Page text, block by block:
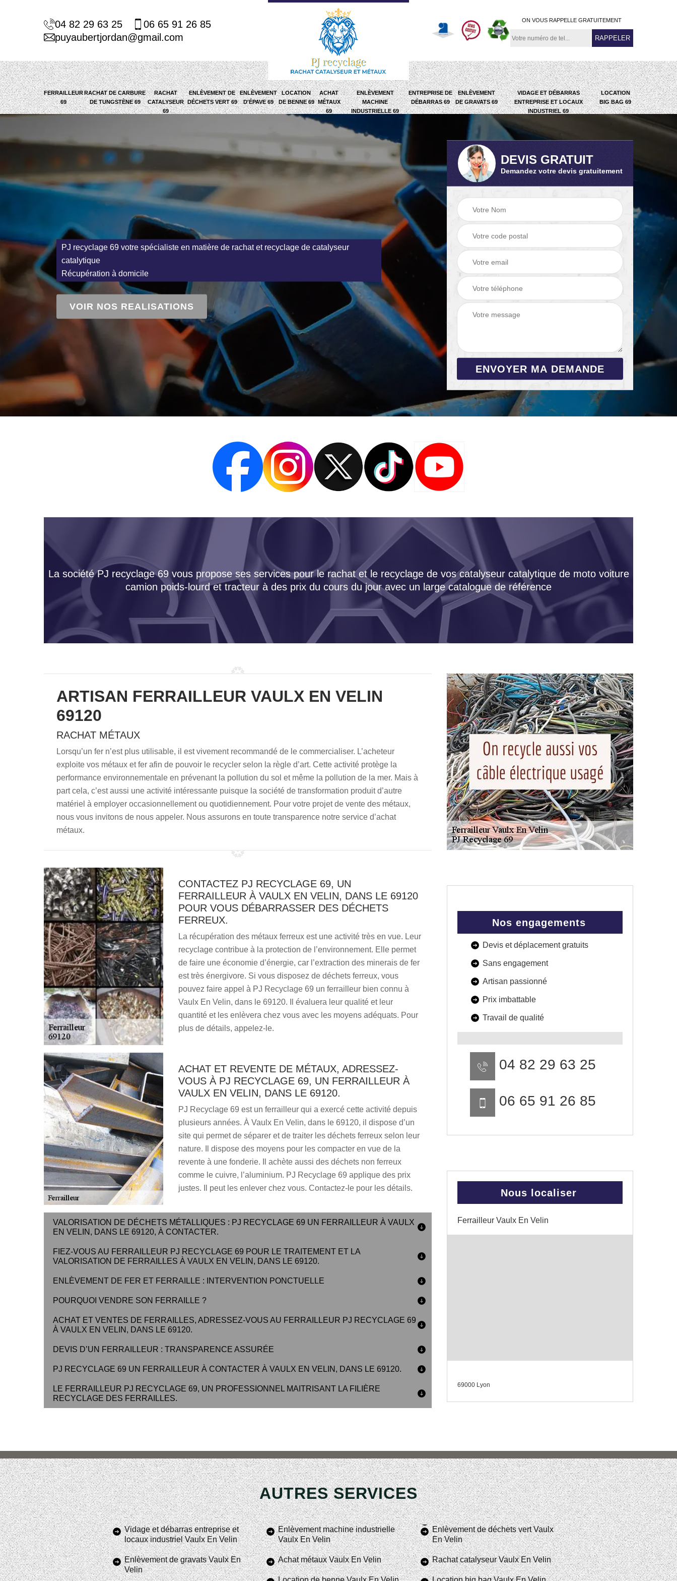
04 82 29 63 25
06 65 91 26 85
puyaubertjordan@gmail.com
ON VOUS RAPPELLE GRATUITEMENT
FERRAILLEUR
69
RACHAT DE CARBURE
DE TUNGSTÈNE 69
RACHAT
CATALYSEUR
69
ENLÈVEMENT DE
DÉCHETS VERT 69
ENLÈVEMENT
D'ÉPAVE 69
LOCATION
DE BENNE 69
ACHAT
MÉTAUX
69
ENLÈVEMENT
MACHINE
INDUSTRIELLE 69
ENTREPRISE DE
DÉBARRAS 69
ENLÈVEMENT
DE GRAVATS 69
VIDAGE ET DÉBARRAS
ENTREPRISE ET LOCAUX
INDUSTRIEL 69
LOCATION
BIG BAG 69
PJ recyclage 69 votre spécialiste en matière de rachat et recyclage de catalyseur
catalytique
Récupération à domicile
VOIR NOS REALISATIONS
DEVIS GRATUIT
Demandez votre devis gratuitement
La société PJ recyclage 69 vous propose ses services pour le rachat et le recyclage de vos catalyseur catalytique de moto voiture
camion poids-lourd et tracteur à des prix du cours du jour avec un large catalogue de référence
ARTISAN FERRAILLEUR VAULX EN VELIN
69120
RACHAT MÉTAUX
Lorsqu’un fer n’est plus utilisable, il est vivement recommandé de le commercialiser. L’acheteur
exploite vos métaux et fer afin de pouvoir le recycler selon la règle d’art. Cette activité protège la
performance environnementale en prévenant la pollution du sol et même la pollution de la mer. Mais à
part cela, c’est aussi une activité intéressante puisque la société de transformation produit d’autre
matériel à employer occasionnellement ou quotidiennement. Pour votre projet de vente des métaux,
nous vous invitons de nous appeler. Nous assurons en toute transparence notre service d’achat
métaux.
CONTACTEZ PJ RECYCLAGE 69, UN
FERRAILLEUR À VAULX EN VELIN, DANS LE 69120
POUR VOUS DÉBARRASSER DES DÉCHETS
FERREUX.
La récupération des métaux ferreux est une activité très en vue. Leur
recyclage contribue à la protection de l’environnement. Elle permet
de faire une économie d’énergie, car l’extraction des minerais de fer
est très énergivore. Si vous disposez de déchets ferreux, vous
pouvez faire appel à PJ Recyclage 69 un ferrailleur bien connu à
Vaulx En Velin, dans le 69120. Il évaluera leur qualité et leur
quantité et les enlèvera chez vous avec les moyens adéquats. Pour
plus de détails, appelez-le.
ACHAT ET REVENTE DE MÉTAUX, ADRESSEZ-
VOUS À PJ RECYCLAGE 69, UN FERRAILLEUR À
VAULX EN VELIN, DANS LE 69120.
PJ Recyclage 69 est un ferrailleur qui a exercé cette activité depuis
plusieurs années. À Vaulx En Velin, dans le 69120, il dispose d’un
site qui permet de séparer et de traiter les déchets ferreux selon leur
nature. Il dispose des moyens pour les compacter en vue de la
revente à une fonderie. Il achète aussi des déchets non ferreux
comme le cuivre, l’aluminium. PJ Recyclage 69 applique des prix
justes. Il peut les enlever chez vous. Contactez-le pour les détails.
VALORISATION DE DÉCHETS MÉTALLIQUES : PJ RECYCLAGE 69 UN FERRAILLEUR À VAULX
EN VELIN, DANS LE 69120, À CONTACTER.
FIEZ-VOUS AU FERRAILLEUR PJ RECYCLAGE 69 POUR LE TRAITEMENT ET LA
VALORISATION DE FERRAILLES À VAULX EN VELIN, DANS LE 69120.
ENLÈVEMENT DE FER ET FERRAILLE : INTERVENTION PONCTUELLE
POURQUOI VENDRE SON FERRAILLE ?
ACHAT ET VENTES DE FERRAILLES, ADRESSEZ-VOUS AU FERRAILLEUR PJ RECYCLAGE 69
À VAULX EN VELIN, DANS LE 69120.
DEVIS D’UN FERRAILLEUR : TRANSPARENCE ASSURÉE
PJ RECYCLAGE 69 UN FERRAILLEUR À CONTACTER À VAULX EN VELIN, DANS LE 69120.
LE FERRAILLEUR PJ RECYCLAGE 69, UN PROFESSIONNEL MAITRISANT LA FILIÈRE
RECYCLAGE DES FERRAILLES.
Nos engagements
Devis et déplacement gratuits
Sans engagement
Artisan passionné
Prix imbattable
Travail de qualité
04 82 29 63 25
06 65 91 26 85
Nous localiser
Ferrailleur Vaulx En Velin
69000 Lyon
AUTRES SERVICES
Vidage et débarras entreprise et
locaux industriel Vaulx En Velin
Enlèvement de gravats Vaulx En
Velin
Enlèvement machine industrielle
Vaulx En Velin
Achat métaux Vaulx En Velin
Enlèvement de déchets vert Vaulx
En Velin
Rachat catalyseur Vaulx En Velin